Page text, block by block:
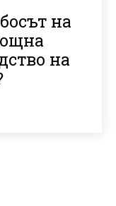
на
на